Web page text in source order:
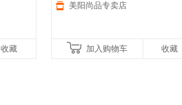
收藏
美阳尚品专卖店
加入购物车 收藏